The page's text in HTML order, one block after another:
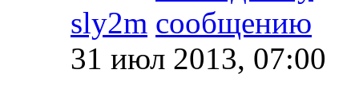
sly2m
31 июл 2013, 07:00